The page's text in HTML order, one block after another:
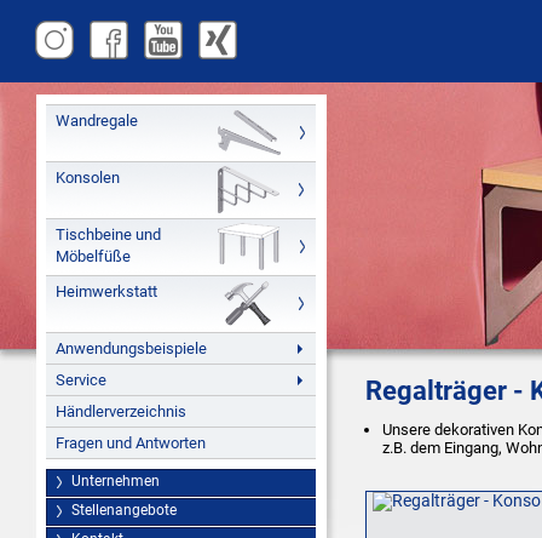
Wandregale
Konsolen
Tischbeine und
Möbelfüße
Heimwerkstatt
Anwendungsbeispiele
Service
Händlerverzeichnis
Fragen und Antworten
Unternehmen
Stellenangebote
Regalträger -
Unsere dekorativen
z.B. dem Eingang,